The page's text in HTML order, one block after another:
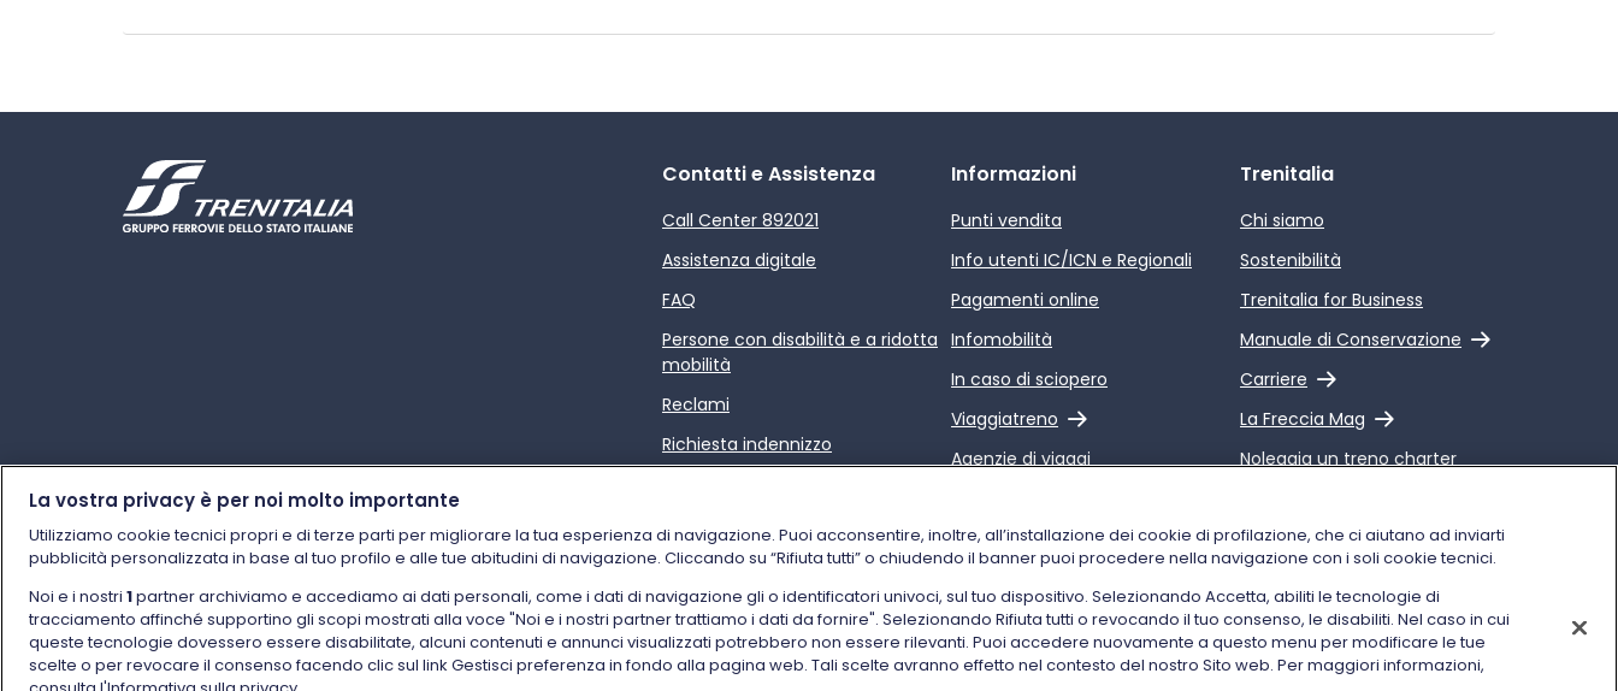
Contatti e Assistenza
Call Center 892021
Assistenza digitale
FAQ
Persone con disabilità e a ridotta
mobilità
Reclami
Richiesta indennizzo
Condizioni di trasporto
Informazioni
Punti vendita
Info utenti IC/ICN e Regionali
Pagamenti online
Infomobilità
In caso di sciopero
Viaggiatreno
Link esterno
Agenzie di viaggi
servizi di Trenitalia
Trenitalia
Chi siamo
Sostenibilità
Trenitalia for Business
Manuale di Conservazione
Link esterno
Carriere
Link esterno
La Freccia Mag
Link esterno
Noleggia un treno charter
Seguici sui social
La vostra privacy è per noi molto importante
Utilizziamo cookie tecnici propri e di terze parti per migliorare la tua esperienza di navigazione. Puoi acconsentire, inoltre, all’installazione dei cookie di profilazione, che ci aiutano ad inviarti
pubblicità personalizzata in base al tuo profilo e alle tue abitudini di navigazione. Cliccando su “Rifiuta tutti” o chiudendo il banner puoi procedere nella navigazione con i soli cookie tecnici.
Noi e i nostri 1partner archiviamo e accediamo ai dati personali, come i dati di navigazione gli o identificatori univoci, sul tuo dispositivo. Selezionando Accetta, abiliti le tecnologie di
tracciamento affinché supportino gli scopi mostrati alla voce "Noi e i nostri partner trattiamo i dati da fornire". Selezionando Rifiuta tutti o revocando il tuo consenso, le disabiliti. Nel caso in cui
queste tecnologie dovessero essere disabilitate, alcuni contenuti e annunci visualizzati potrebbero non essere rilevanti. Puoi accedere nuovamente a questo menu per modificare le tue
scelte o per revocare il consenso facendo clic sul link Gestisci preferenza in fondo alla pagina web. Tali scelte avranno effetto nel contesto del nostro Sito web. Per maggiori informazioni,